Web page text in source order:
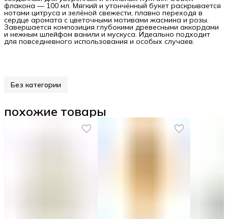
флакона — 100 мл. Мягкий и утончённый букет раскрывается
нотами цитруса и зелёной свежести, плавно переходя в
сердце аромата с цветочными мотивами жасмина и розы.
Завершается композиция глубокими древесными аккордами
и нежным шлейфом ванили и мускуса. Идеально подходит
для повседневного использования и особых случаев.
Без категории
похожие товары